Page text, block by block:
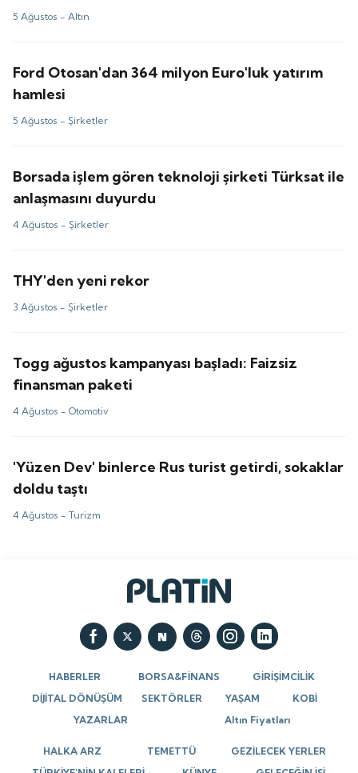
5 Ağustos -Altın
Ford Otosan'dan 364 milyon Euro'luk yatırım
hamlesi
5 Ağustos - Şirketler
Borsada işlem gören teknoloji şirketi Türksat ile
anlaşmasını duyurdu
4 Ağustos - Şirketler
THY'den yeni rekor
3 Ağustos - Şirketler
Togg ağustos kampanyası başladı: Faizsiz
finansman paketi
4 Ağustos -Otomotiv
'Yüzen Dev' binlerce Rus turist getirdi, sokaklar
doldu taştı
4 Ağustos -Turizm
HABERLER BORSA&FİNANS
GİRİŞİMCİLİK
DİJİTAL DÖNÜŞÜM
SEKTÖRLER YAŞAM
KOBİ
YAZARLAR
Altın Fiyatları
HALKA ARZ TEMETTÜ
GEZİLECEK YERLER